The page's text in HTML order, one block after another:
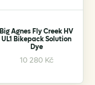
Big Agnes Fly Creek HV
UL1 Bikepack Solution
Dye
10 280 Kč